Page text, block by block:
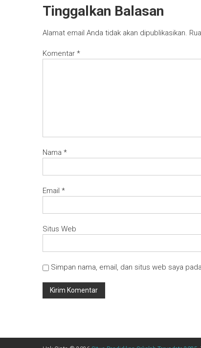
Tinggalkan Balasan
Alamat email Anda tidak akan dipublikasikan.
Komentar *
Nama *
Email *
Situs Web
Simpan nama, email, dan situs web saya